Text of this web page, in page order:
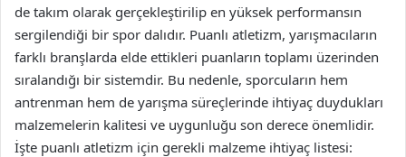
de takım olarak gerçekleştirilip en yüksek performansın
sergilendiği bir spor dalıdır. Puanlı atletizm, yarışmacıların
farklı branşlarda elde ettikleri puanların toplamı üzerinden
sıralandığı bir sistemdir. Bu nedenle, sporcuların hem
antrenman hem de yarışma süreçlerinde ihtiyaç duydukları
malzemelerin kalitesi ve uygunluğu son derece önemlidir.
İşte puanlı atletizm için gerekli malzeme ihtiyaç listesi: